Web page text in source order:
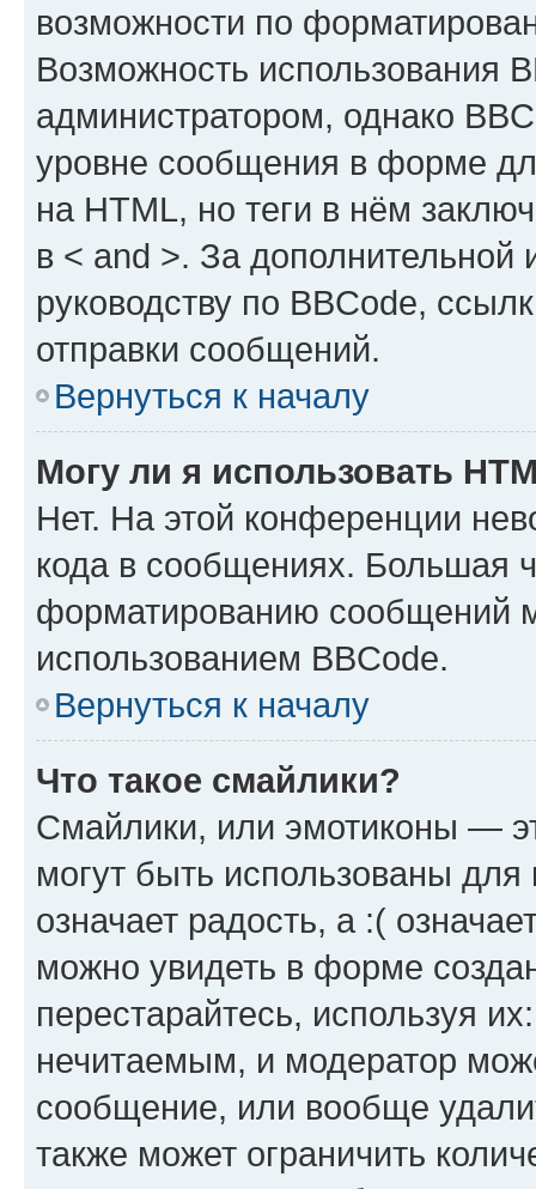
возможности по
Возможность использования
администратором, однако
уровне сообщения в форме
на HTML, но теги в нём
в < and >. За
руководству по BBCode,
отправки сообщений.
Вернуться к началу
Могу ли я использовать
Нет. На этой конференции
кода в сообщениях. Большая
форматированию сообщений
использованием BBCode.
Вернуться к началу
Что такое смайлики?
Смайлики, или эмотиконы —
могут быть использованы
означает радость, а :(
можно увидеть в форме
перестарайтесь, используя
нечитаемым, и модератор
сообщение, или вообще
также может ограничить